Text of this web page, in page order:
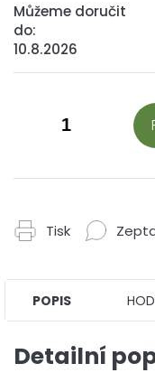
Můžeme doručit
do:
10.8.2026
Tisk
POPIS
Detailní